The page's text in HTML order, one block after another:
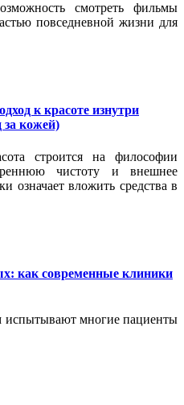
смотреть фильмы
повседневной жизни для
к красоте изнутри
за кожей)
строится на философии
чистоту и внешнее
означает вложить средства в
как современные клиники
испытывают многие пациенты